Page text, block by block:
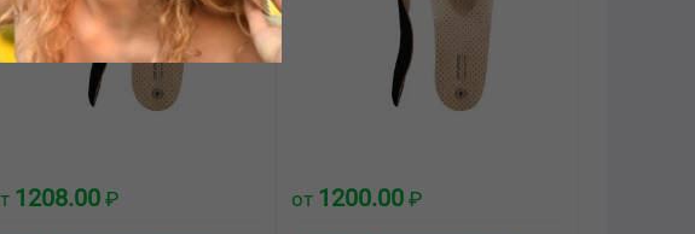
1208.00 ₽ от 1200.00 ₽